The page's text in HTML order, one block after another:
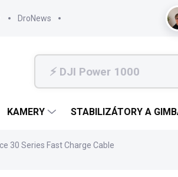
DroNews
KAMERY STABILIZÁTORY A
30 Series Fast Charge Cable